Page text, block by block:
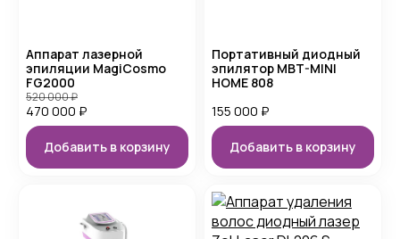
Аппарат лазерной
эпиляции MagiCosmo
FG2000
470 000 ₽
520 000₽
Добавить в корзину
Портативный диодный
эпилятор MBT-MINI
HOME 808
155 000 ₽
Добавить в корзину